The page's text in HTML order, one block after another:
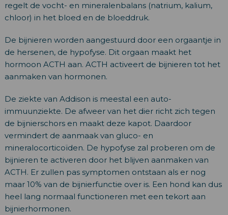
regelt de vocht- en mineralenbalans (natrium, kalium,
chloor) in het bloed en de bloeddruk.
De bijnieren worden aangestuurd door een orgaantje in
de hersenen, de hypofyse. Dit orgaan maakt het
hormoon ACTH aan. ACTH activeert de bijnieren tot het
aanmaken van hormonen.
De ziekte van Addison is meestal een auto-
immuunziekte. De afweer van het dier richt zich tegen
de bijnierschors en maakt deze kapot. Daardoor
vermindert de aanmaak van gluco- en
mineralocorticoïden. De hypofyse zal proberen om de
bijnieren te activeren door het blijven aanmaken van
ACTH. Er zullen pas symptomen ontstaan als er nog
maar 10% van de bijnierfunctie over is. Een hond kan dus
heel lang normaal functioneren met een tekort aan
bijnierhormonen.